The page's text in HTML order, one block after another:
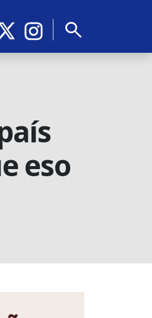
search
eso